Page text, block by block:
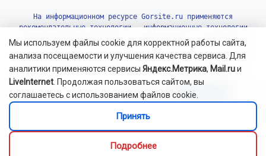
Мы используем файлы cookie для корректной работы сайта,
анализа посещаемости и улучшения качества сервиса. Для
аналитики применяются сервисы Яндекс.Метрика, Mail.ruи
LiveInternet . Продолжая пользоваться сайтом, вы
соглашаетесь с использованием файлов cookie.
Принять
Подробнее
На информационном ресурсе Gorsite.ru применяются
рекомендательные технологии - информационные технологии
предоставления информации на основе сбора, систематизации
и анализа сведений, относящихся к предпочтениям
пользователей сети «Интернет», находящихся на территории
Российской Федерации.Подробнее.
© 2010-2026 Gorsite.ru